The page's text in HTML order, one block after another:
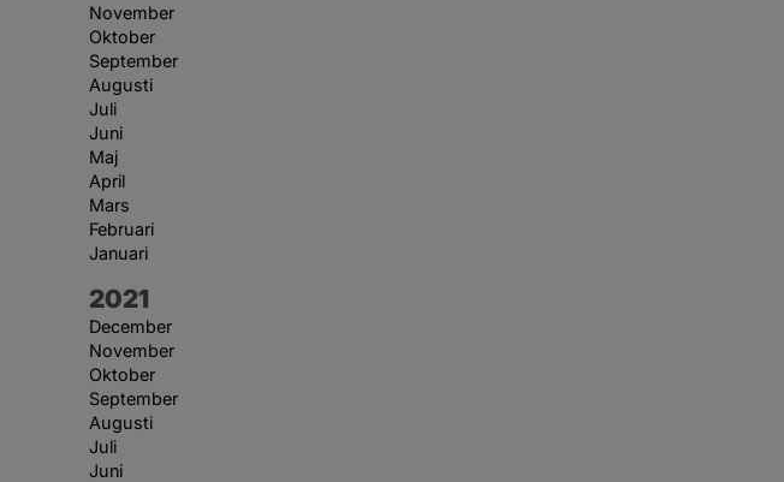
November
Oktober
September
Augusti
Juli
Juni
Maj
April
Mars
Februari
Januari
År:
2021
December
November
Oktober
September
Augusti
Juli
Juni